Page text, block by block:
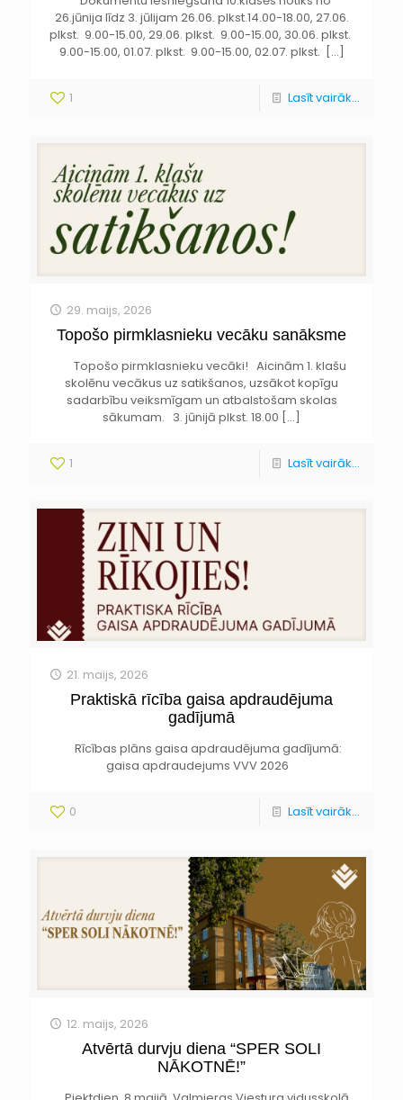
26.jūnija līdz 3. jūlijam 26.06. plkst.14.00-18.00, 27.06.
plkst. 9.00-15.00, 29.06. plkst. 9.00-15.00, 30.06. plkst.
9.00-15.00, 01.07. plkst. 9.00-15.00, 02.07. plkst. […]
1 Lasīt vairāk...
29. maijs, 2026
Topošo pirmklasnieku vecāku sanāksme
Topošo pirmklasnieku vecāki! Aicinām 1. klašu
skolēnu vecākus uz satikšanos, uzsākot kopīgu
sadarbību veiksmīgam un atbalstošam skolas
sākumam. 3. jūnijā plkst. 18.00 […]
1 Lasīt vairāk...
21. maijs, 2026
Praktiskā rīcība gaisa apdraudējuma
gadījumā
Rīcības plāns gaisa apdraudējuma gadījumā:
gaisa apdraudejums VVV 2026
0 Lasīt vairāk...
12. maijs, 2026
Atvērtā durvju diena “SPER SOLI
NĀKOTNĒ!”